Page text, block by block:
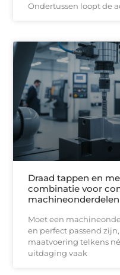
Ondertussen loopt de
Draad tappen en
combinatie voor
machineonderdelen
Moet een
en perfect passend
maatvoering telkens
uitdaging vaak